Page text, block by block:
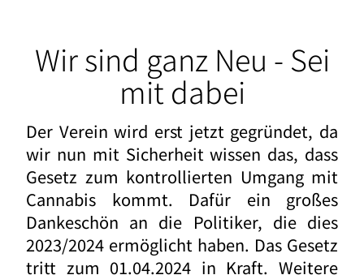
Wir sind ganz Neu - Sei
mit dabei
Der Verein wird erst jetzt gegründet, da
wir nun mit Sicherheit wissen das, dass
Gesetz zum kontrollierten Umgang mit
Cannabis kommt. Dafür ein großes
Dankeschön an die Politiker, die dies
2023/2024 ermöglicht haben. Das Gesetz
tritt zum 01.04.2024 in Kraft. Weitere